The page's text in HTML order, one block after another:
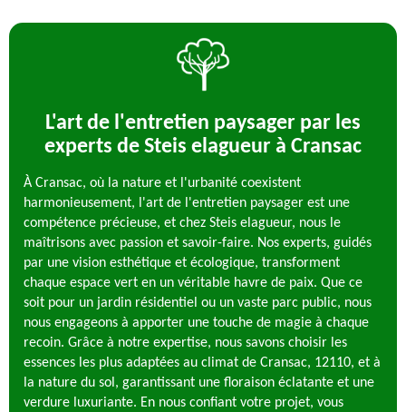
L'art de l'entretien paysager par les
experts de Steis elagueur à Cransac
À Cransac, où la nature et l'urbanité coexistent
harmonieusement, l'art de l'entretien paysager est une
compétence précieuse, et chez Steis elagueur, nous le
maîtrisons avec passion et savoir-faire. Nos experts, guidés
par une vision esthétique et écologique, transforment
chaque espace vert en un véritable havre de paix. Que ce
soit pour un jardin résidentiel ou un vaste parc public, nous
nous engageons à apporter une touche de magie à chaque
recoin. Grâce à notre expertise, nous savons choisir les
essences les plus adaptées au climat de Cransac, 12110, et à
la nature du sol, garantissant une floraison éclatante et une
verdure luxuriante. En nous confiant votre projet, vous